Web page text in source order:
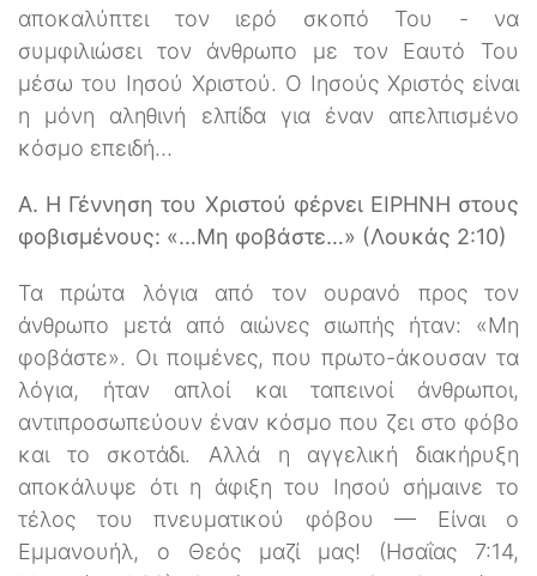
αποκαλύπτει τον ιερό σκοπό Του - να
συμφιλιώσει τον άνθρωπο με τον Εαυτό Του
μέσω του Ιησού Χριστού. Ο Ιησούς Χριστός είναι
η μόνη αληθινή ελπίδα για έναν απελπισμένο
κόσμο επειδή…
Α. Η Γέννηση του Χριστού φέρνει ΕΙΡΗΝΗ στους
φοβισμένους: «…Μη φοβάστε…» (Λουκάς 2:10)
Τα πρώτα λόγια από τον ουρανό προς τον
άνθρωπο μετά από αιώνες σιωπής ήταν: «Μη
φοβάστε». Οι ποιμένες, που πρωτο-άκουσαν τα
λόγια, ήταν απλοί και ταπεινοί άνθρωποι,
αντιπροσωπεύουν έναν κόσμο που ζει στο φόβο
και το σκοτάδι. Αλλά η αγγελική διακήρυξη
αποκάλυψε ότι η άφιξη του Ιησού σήμαινε το
τέλος του πνευματικού φόβου — Είναι ο
Εμμανουήλ, ο Θεός μαζί μας! (Ησαΐας 7:14,